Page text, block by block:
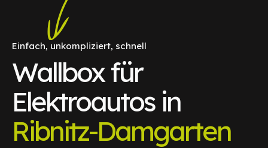
Einfach, unkompliziert, schnell
Wallbox für
Elektroautos in
Ribnitz-Damgarten